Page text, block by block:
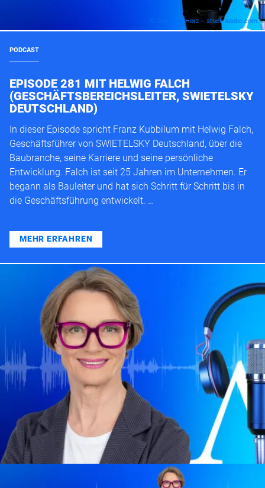
© Christian Horz – stock.adobe.com
PODCAST
EPISODE 281 MIT HELWIG FALCH
(GESCHÄFTSBEREICHSLEITER, SWIETELSKY
DEUTSCHLAND)
In dieser Episode spricht Franz Kubbilum mit Helwig Falch,
Geschäftsführer von SWIETELSKY Deutschland, über die
Baubranche, seine Karriere und seine persönliche
Entwicklung. Falch ist seit 25 Jahren im Unternehmen. Er
begann als Bauleiter und hat sich Schritt für Schritt bis in
die Geschäftsführung entwickelt. …
MEHR ERFAHREN